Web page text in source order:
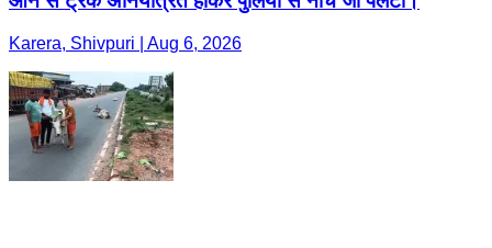
Karera, Shivpuri | Aug 6, 2026